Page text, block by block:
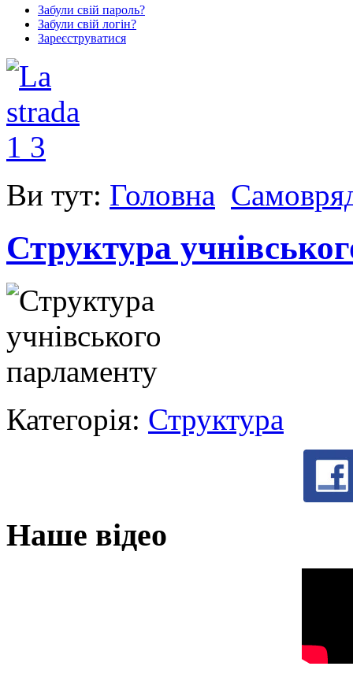
Забули свій пароль?
Забули свій логін?
Зареєструватися
Ви тут: Головна
Структура
Категорія: Структура
Наше відео